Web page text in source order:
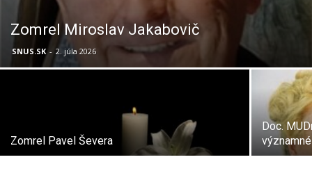
Zomrel Miroslav Jakabovič
SNUS.SK - 2. júla 2026
Zomrel Pavel Ševera
Doc.